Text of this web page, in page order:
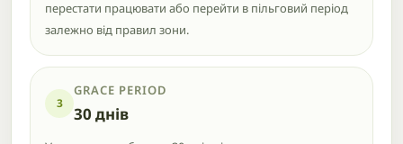
перестати працювати або перейти в пільговий період
залежно від правил зони.
3
GRACE PERIOD
30 днів